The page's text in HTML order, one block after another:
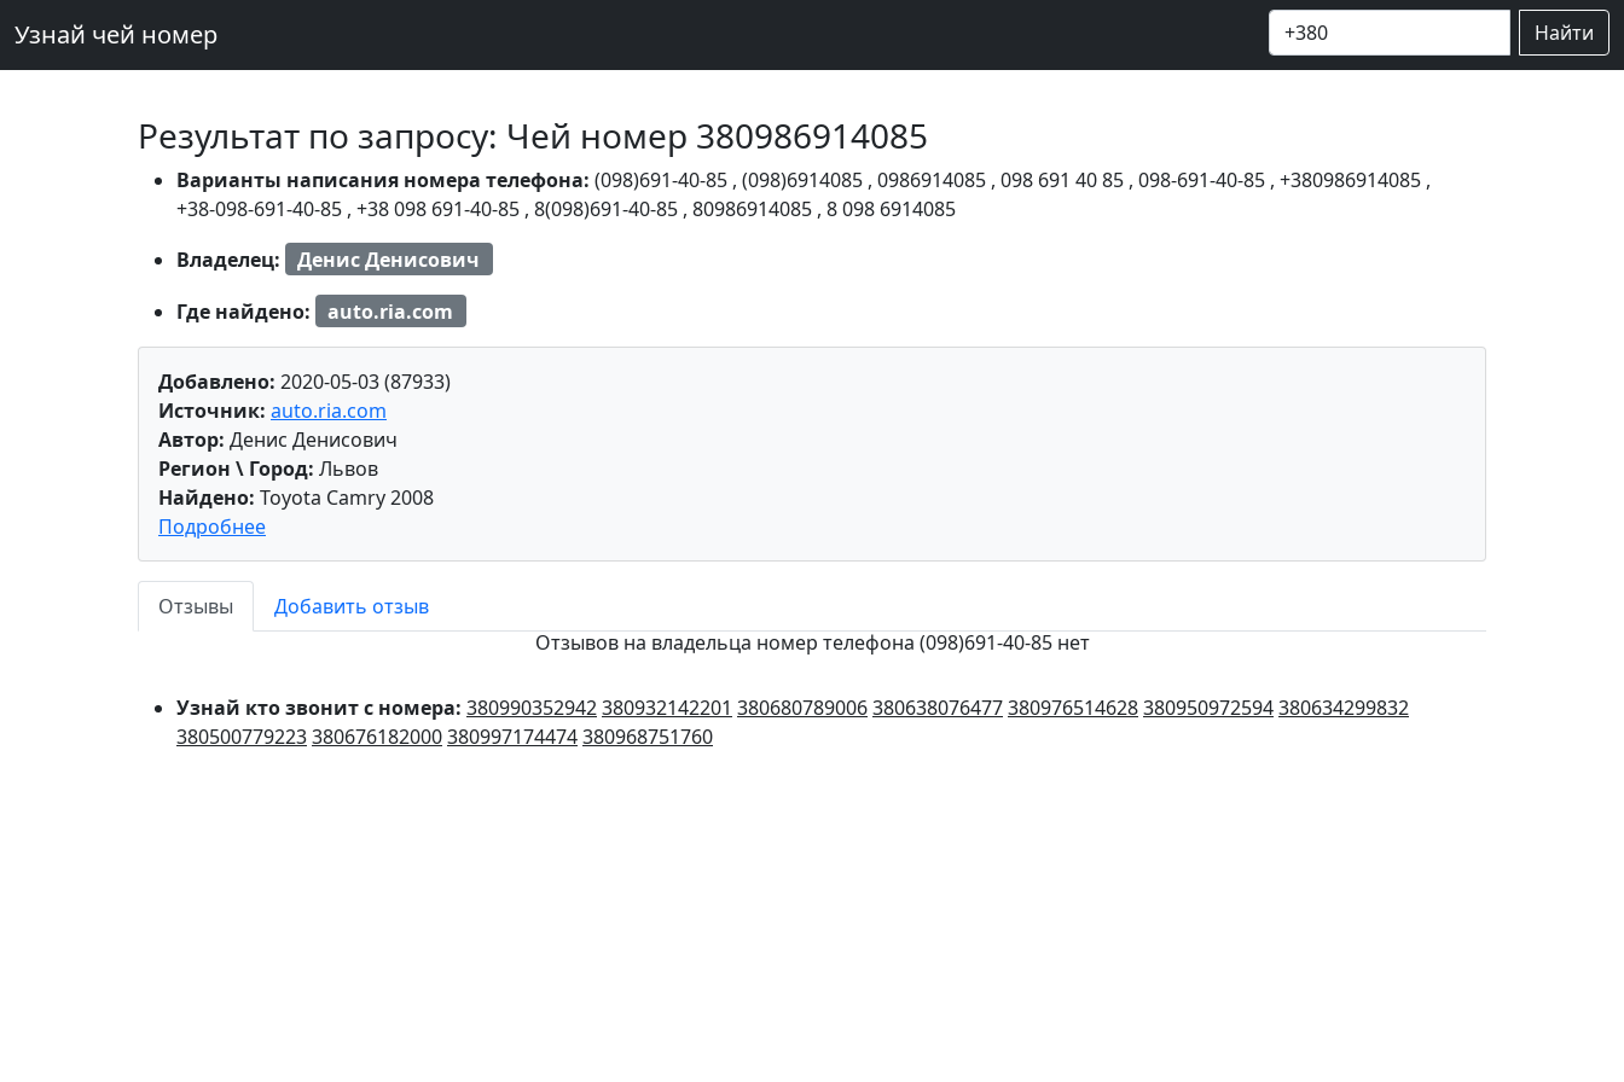
Узнай чей номер Найти
Результат по запросу: Чей номер 380986914085
Варианты написания номера телефона: (098)691-40-85 , (098)6914085 , 0986914085 , 098 691 40 85 , 098-691-40-85 , +380986914085 ,
+38-098-691-40-85 , +38 098 691-40-85 , 8(098)691-40-85 , 80986914085 , 8 098 6914085
Владелец:
Денис Денисович
Где найдено:
auto.ria.com
Добавлено: 2020-05-03 (87933)
Источник: auto.ria.com
Автор: Денис Денисович
Регион \ Город: Львов
Найдено: Toyota Camry 2008
Подробнее
Отзывы
Добавить отзыв
Отзывов на владельца номер телефона (098)691-40-85 нет
Узнай кто звонит с номера: 380990352942380932142201 380680789006380638076477380976514628380950972594380634299832
380500779223380676182000380997174474380968751760